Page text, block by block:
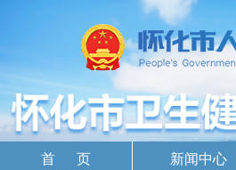
首 页 新闻中心